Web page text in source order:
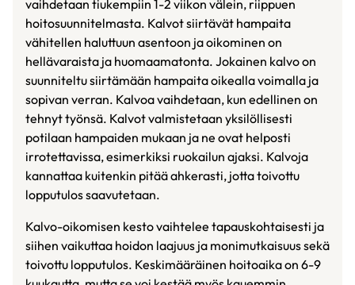
vaihdetaan tiukempiin 1-2 viikon välein, riippuen
hoitosuunnitelmasta. Kalvot siirtävät hampaita
vähitellen haluttuun asentoon ja oikominen on
hellävaraista ja huomaamatonta. Jokainen kalvo on
suunniteltu siirtämään hampaita oikealla voimalla ja
sopivan verran. Kalvoa vaihdetaan, kun edellinen on
tehnyt työnsä. Kalvot valmistetaan yksilöllisesti
potilaan hampaiden mukaan ja ne ovat helposti
irrotettavissa, esimerkiksi ruokailun ajaksi. Kalvoja
kannattaa kuitenkin pitää ahkerasti, jotta toivottu
lopputulos saavutetaan.
Kalvo-oikomisen kesto vaihtelee tapauskohtaisesti ja
siihen vaikuttaa hoidon laajuus ja monimutkaisuus sekä
toivottu lopputulos. Keskimääräinen hoitoaika on 6-9